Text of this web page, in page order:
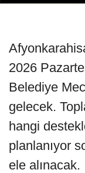
2026
Belediye
gelecek.
hangi
planlanıyor
ele alınacak.